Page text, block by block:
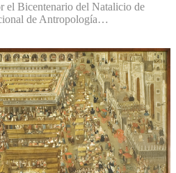
el Bicentenario del Natalicio de
de Antropología…